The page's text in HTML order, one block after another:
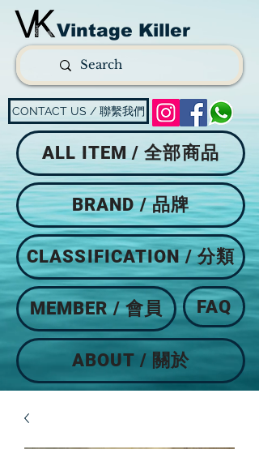
Vintage Killer
CONTACT US / 聯繫我們
ALL ITEM / 全部商品
BRAND / 品牌
CLASSIFICATION / 分類
MEMBER / 會員 FAQ
ABOUT / 關於